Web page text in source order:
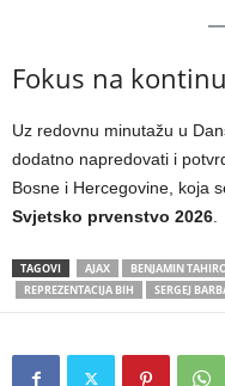
Fokus na
Uz redovnu minutažu u
dodatno napredovati i
Bosne i Hercegovine, koja
Svjetsko prvenstvo 2026
TAGOVI AJAX BENJAMIN
REPREZENTACIJA BIH
SERGEJ